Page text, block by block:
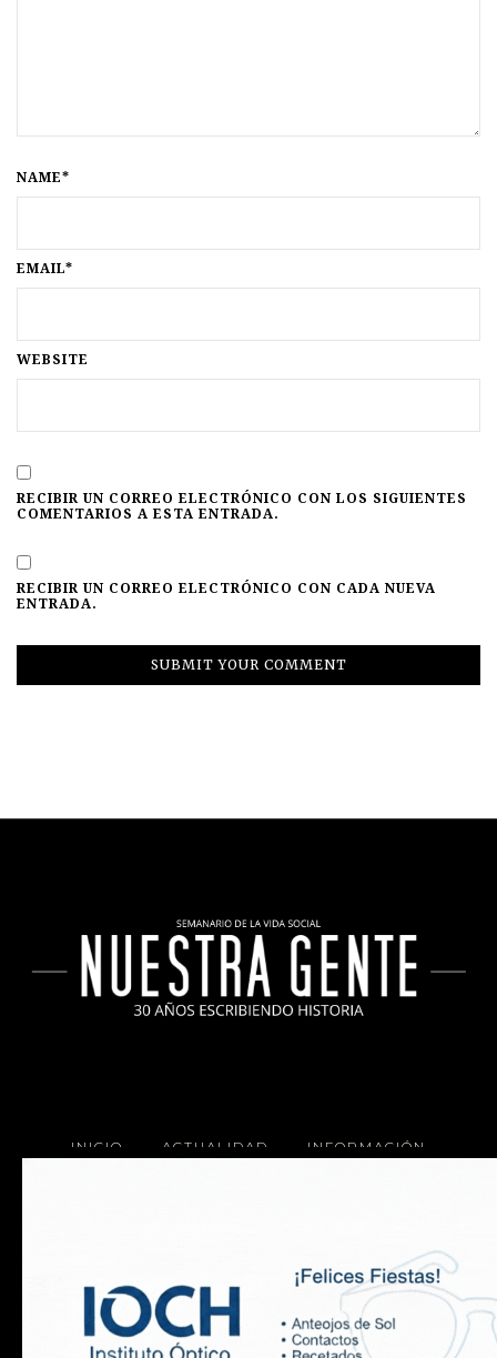
NAME*
EMAIL*
WEBSITE
RECIBIR UN CORREO ELECTRÓNICO CON LOS SIGUIENTES
COMENTARIOS A ESTA ENTRADA.
RECIBIR UN CORREO ELECTRÓNICO CON CADA NUEVA
ENTRADA.
INICIO ACTUALIDAD INFORMACIÓN
Copyright 2025 Nuestra Gente.